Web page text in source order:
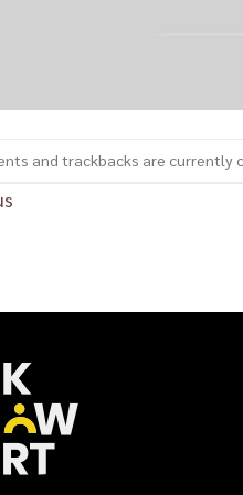
and trackbacks are currently